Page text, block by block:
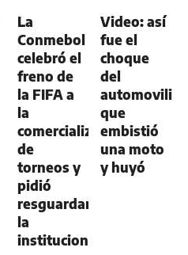
La
Conmebol
celebró el
freno de
la FIFA a
la
comercialización
de
torneos y
pidió
resguardar
la
institucionalidad
Video: así
fue el
choque
del
que
embistió
una moto
y huyó